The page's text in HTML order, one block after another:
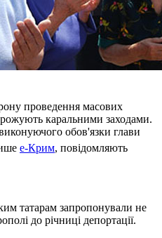
проведення масових
каральними заходами.
обов'язки глави
е-Крим, повідомляють
татарам запропонували не
до річниці депортації.